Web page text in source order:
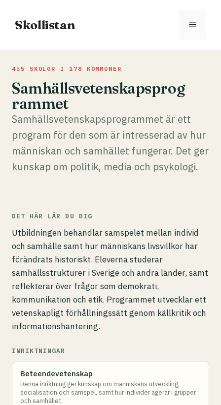
innehåll
Skollistan Meny
455 SKOLOR I 178 KOMMUNER
Samhällsvetenskapsprog
rammet
Samhällsvetenskapsprogrammet är ett
program för den som är intresserad av hur
människan och samhället fungerar. Det ger
kunskap om politik, media och psykologi.
DET HÄR LÄR DU DIG
Utbildningen behandlar samspelet mellan individ
och samhälle samt hur människans livsvillkor har
förändrats historiskt. Eleverna studerar
samhällsstrukturer i Sverige och andra länder, samt
reflekterar över frågor som demokrati,
kommunikation och etik. Programmet utvecklar ett
vetenskapligt förhållningssätt genom källkritik och
informationshantering.
INRIKTNINGAR
Beteendevetenskap
Denna inriktning ger kunskap om människans utveckling,
socialisation och samspel, samt hur individer agerar i grupper
och samhället.